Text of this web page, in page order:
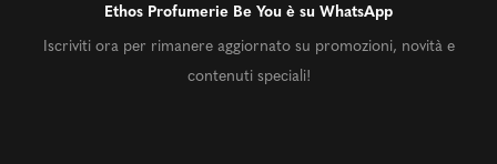
Ethos Profumerie Be You è su WhatsApp
Iscriviti ora per rimanere aggiornato su promozioni, novità e
contenuti speciali!